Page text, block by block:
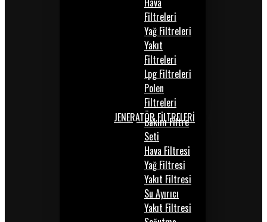
Filtreleri
Yağ Filtreleri
Yakıt
Filtreleri
Lpg Filtreleri
Polen
Filtreleri
JENERATÖR FİLTRELERİ
Bakım Filtre
Seti
Hava Filtresi
Yağ Filtresi
Yakıt Filtresi
Su Ayırıcı
Yakıt Filtresi